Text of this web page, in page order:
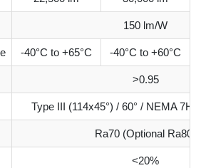
150 lm/W
-40°C to +65°C -40°C to +60°C
>0.95
Type III (114x45°) / 60° / NEMA
Ra70 (Optional Ra80)
<20%